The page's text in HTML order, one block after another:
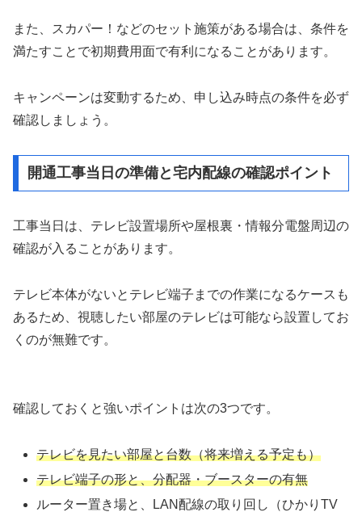
また、スカパー！などのセット施策がある場合は、条件を
満たすことで初期費用面で有利になることがあります。
キャンペーンは変動するため、申し込み時点の条件を必ず
確認しましょう。
開通工事当日の準備と宅内配線の確認ポイント
工事当日は、テレビ設置場所や屋根裏・情報分電盤周辺の
確認が入ることがあります。
テレビ本体がないとテレビ端子までの作業になるケースも
あるため、視聴したい部屋のテレビは可能なら設置してお
くのが無難です。
確認しておくと強いポイントは次の3つです。
テレビを見たい部屋と台数（将来増える予定も）
テレビ端子の形と、分配器・ブースターの有無
ルーター置き場と、LAN配線の取り回し（ひかりTV